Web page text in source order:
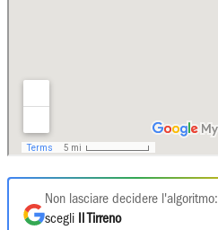
Non lasciare decidere l'algoritmo:
scegli
Il Tirreno